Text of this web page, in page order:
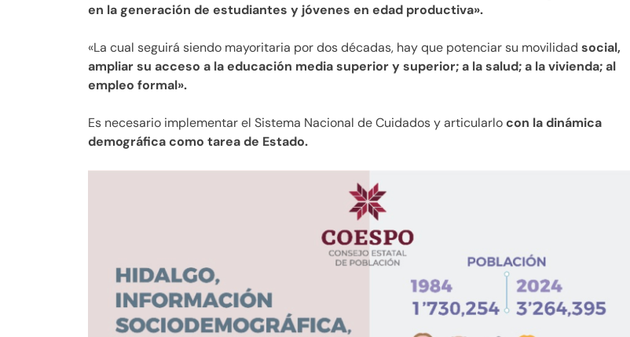
en la generación de estudiantes y jóvenes en edad productiva».
«La cual seguirá siendo mayoritaria por dos décadas, hay que potenciar su movilidad social,
ampliar su acceso a la educación media superior y superior; a la salud; a la vivienda; al
empleo formal».
Es necesario implementar el Sistema Nacional de Cuidados y articularlocon la dinámica
demográfica como tarea de Estado.